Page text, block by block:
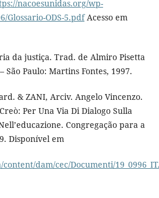
nacoesunidas.org/wp-
Glossario-ODS-5.pdfAcesso em
da justiça. Trad. de Almiro Pisetta
São Paulo: Martins Fontes, 1997.
& ZANI, Arciv. Angelo Vincenzo.
Per Una Via Di Dialogo Sulla
Congregação para a
Disponível em
dam/cec/Documenti/